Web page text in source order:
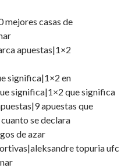
mejores casas de
apuestas|1×2
significa|1×2 en
significa|1×2 que significa
apuestas que
se declara
de azar
topuria ufc